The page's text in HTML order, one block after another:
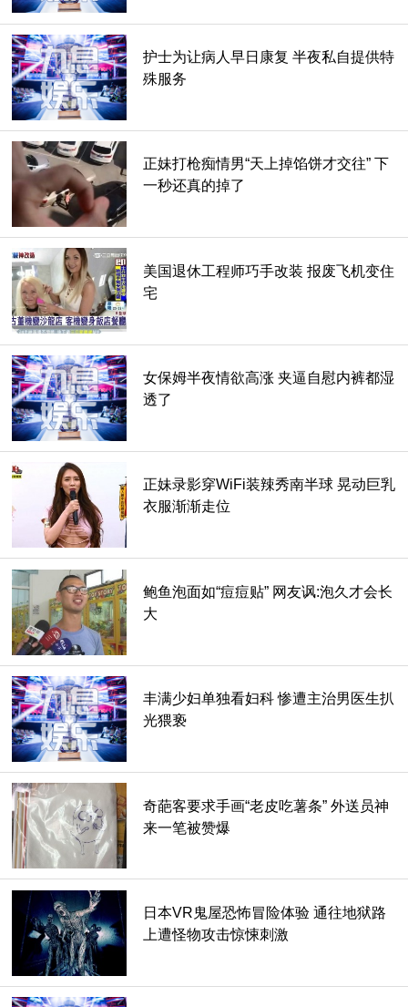
5. 非洲树蛇 (Boomslang)。
他们的毒液很强，而且份量也很大，可以透过颚骨后列管牙传
输毒液。当中的神经毒素会使人大量出血，导致死亡。
6. 黑曼巴蛇 (Black Mamba)。
他极具侵略性，而且很容易激动。他也是世上移动速度最快的
蛇，移动时速高达16-20公里，是非常危险的毒蛇。
7. 西部拟眼镜蛇 (Western Brown Snake)。
它不但有剧毒，身上颜色还可以轻松地融入环境，被认为是世
界上第2大毒蛇。
8. 死亡蛇 (Death Adder)。
死亡蛇不但有毒，还很聪明，是很有耐性的猎人。他的咬击可
使生物瘫痪，在短短的6小时内破坏呼吸系统，使猎物死亡。
9. 印度环蛇 (Blue Krait)。
印度每年就有约5万人命丧于他，致死率高达50%。
护士为让病人早日康复 半夜私自提供特
殊服务
正妹打枪痴情男“天上掉馅饼才交往” 下
一秒还真的掉了
美国退休工程师巧手改装 报废飞机变住
宅
女保姆半夜情欲高涨 夹逼自慰内裤都湿
透了
正妹录影穿WiFi装辣秀南半球 晃动巨乳
衣服渐渐走位
鲍鱼泡面如“痘痘贴” 网友讽:泡久才会长
大
丰满少妇单独看妇科 惨遭主治男医生扒
光猥亵
奇葩客要求手画“老皮吃薯条” 外送员神
来一笔被赞爆
日本VR鬼屋恐怖冒险体验 通往地狱路
上遭怪物攻击惊悚刺激